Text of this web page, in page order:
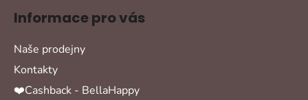
Informace pro vás
Naše prodejny
Kontakty
❤️Cashback - BellaHappy